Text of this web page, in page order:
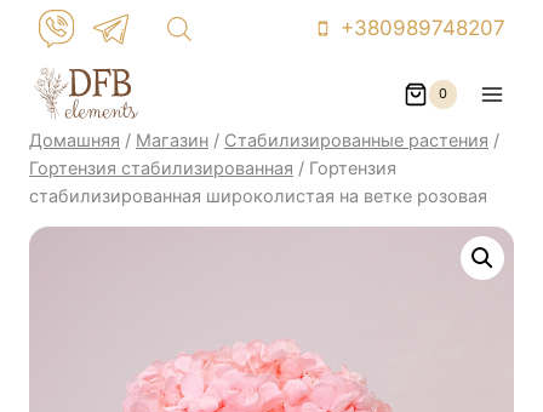
Перейти
контенту
+380989748207
0
Домашняя / Магазин / Стабилизированные растения /
Гортензия стабилизированная / Гортензия
стабилизированная широколистая на ветке розовая